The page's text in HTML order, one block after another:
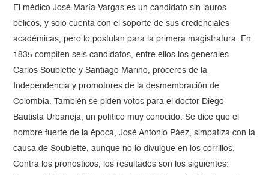
El médico José María Vargas es un candidato sin lauros
bélicos, y solo cuenta con el soporte de sus credenciales
académicas, pero lo postulan para la primera magistratura. En
1835 compiten seis candidatos, entre ellos los generales
Carlos Soublette y Santiago Mariño, próceres de la
Independencia y promotores de la desmembración de
Colombia. También se piden votos para el doctor Diego
Bautista Urbaneja, un político muy conocido. Se dice que el
hombre fuerte de la época, José Antonio Páez, simpatiza con la
causa de Soublette, aunque no lo divulgue en los corrillos.
Contra los pronósticos, los resultados son los siguientes: